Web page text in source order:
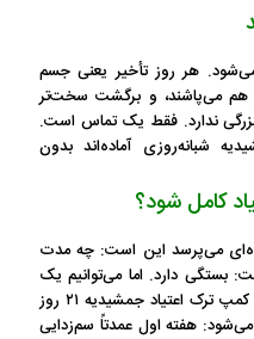
هر روز تأخیر یعنی جسم
هم می‌پاشند، و برگشت سخت‌تر
ندارد. فقط یک تماس است.
شبانه‌روزی آماده‌اند بدون
کامل شود؟
می‌پرسد این است: چه مدت
بستگی دارد. اما می‌توانیم یک
تصویر کلی بدهیم. دوره پایه درمان در کمپ ترک اعتیاد جمشیدیه ۲۱ روز
می‌شود: هفته اول عمدتاً سم‌زدایی